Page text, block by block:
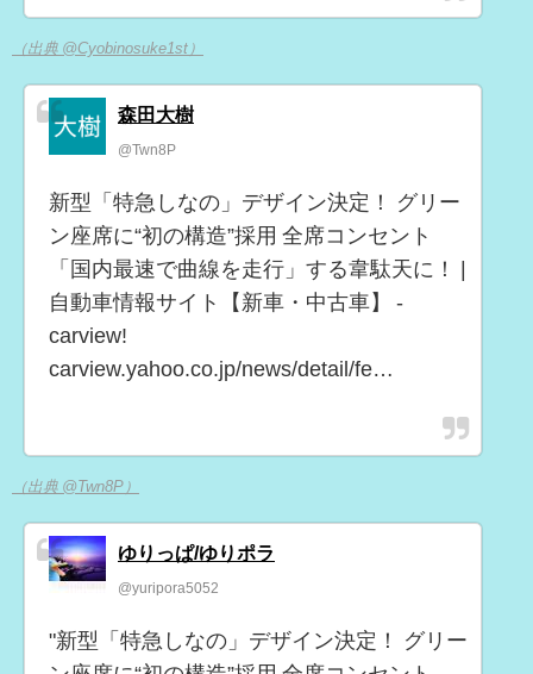
（出典 @Cyobinosuke1st）
森田大樹
@Twn8P
新型「特急しなの」デザイン決定！ グリー
ン座席に“初の構造”採用 全席コンセント
「国内最速で曲線を走行」する韋駄天に！ |
自動車情報サイト【新車・中古車】 -
carview!
carview.yahoo.co.jp/news/detail/fe…
（出典 @Twn8P）
ゆりっぱ/ゆりポラ
@yuripora5052
"新型「特急しなの」デザイン決定！ グリー